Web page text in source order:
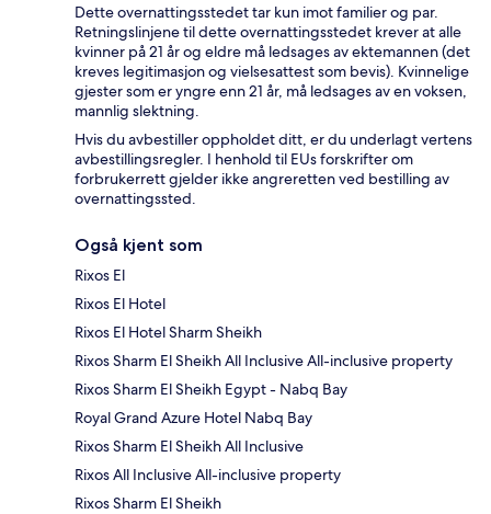
Dette overnattingsstedet tar kun imot familier og par.
Retningslinjene til dette overnattingsstedet krever at alle
kvinner på 21 år og eldre må ledsages av ektemannen (det
kreves legitimasjon og vielsesattest som bevis). Kvinnelige
gjester som er yngre enn 21 år, må ledsages av en voksen,
mannlig slektning.
Hvis du avbestiller oppholdet ditt, er du underlagt vertens
avbestillingsregler. I henhold til EUs forskrifter om
forbrukerrett gjelder ikke angreretten ved bestilling av
overnattingssted.
Også kjent som
Rixos El
Rixos El Hotel
Rixos El Hotel Sharm Sheikh
Rixos Sharm El Sheikh All Inclusive All-inclusive property
Rixos Sharm El Sheikh Egypt - Nabq Bay
Royal Grand Azure Hotel Nabq Bay
Rixos Sharm El Sheikh All Inclusive
Rixos All Inclusive All-inclusive property
Rixos Sharm El Sheikh